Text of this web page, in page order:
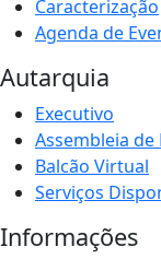
Caracterização
Agenda de
Autarquia
Executivo
Assembleia de
Balcão Virtual
Serviços
Informações